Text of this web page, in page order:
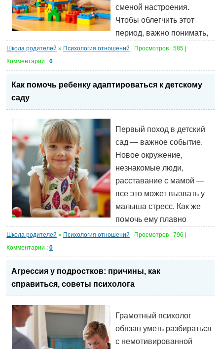
сменой настроения.
Чтобы облегчить этот
период, важно понимать,
Школа родителей » Психология отношений | Просмотров : 585 |
Комментарии : 0
Как помочь ребенку адаптироваться к детскому
саду
Первый поход в детский
сад — важное событие.
Новое окружение,
незнакомые люди,
расставание с мамой —
все это может вызвать у
малыша стресс. Как же
помочь ему плавно
Школа родителей » Психология отношений | Просмотров : 796 |
Комментарии : 0
Агрессия у подростков: причины, как
справиться, советы психолога
Грамотный психолог
обязан уметь разбираться
с немотивированной